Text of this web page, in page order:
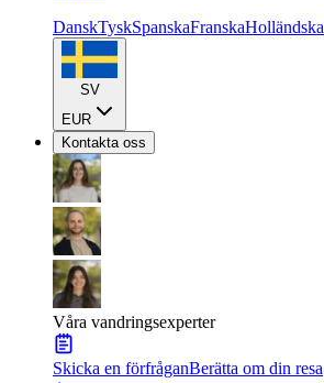
DanskTyskSpanskaFranskaHolländska
SV
EUR
Kontakta oss
Våra vandringsexperter
Skicka en förfråganBerätta om din resa